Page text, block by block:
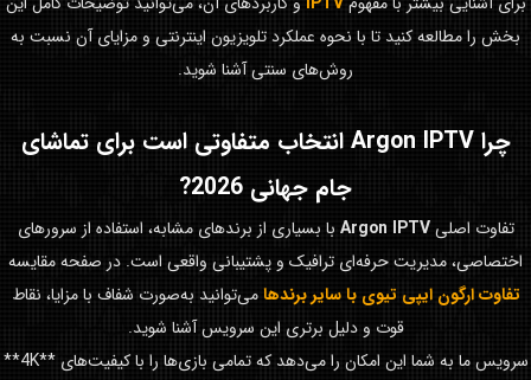
بخش را مطالعه کنید تا با نحوه عملکرد تلویزیون اینترنتی و مزایای آن نسبت به
روش‌های سنتی آشنا شوید.
چراArgon IPTV انتخاب متفاوتی است برای تماشای
جام جهانی 2026
?
تفاوت اصلیArgon IPTV با بسیاری از برندهای مشابه، استفاده از سرورهای
اختصاصی، مدیریت حرفه‌ای ترافیک و پشتیبانی واقعی است. در صفحه مقایسه
تفاوت ارگون ایپی تیوی با سایر برندها می‌توانید به‌صورت شفاف با مزایا، نقاط
قوت و دلیل برتری این سرویس آشنا شوید.
سرویس ما به شما این امکان را می‌دهد که تمامی بازی‌ها را با کیفیت‌های **4K**